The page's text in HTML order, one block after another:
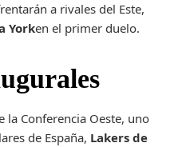
a rivales del Este,
Yorken el primer duelo.
la Conferencia Oeste, uno
de España, Lakers de